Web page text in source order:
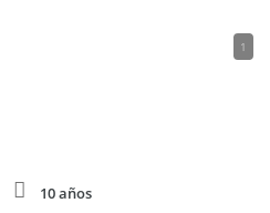
1
10 años